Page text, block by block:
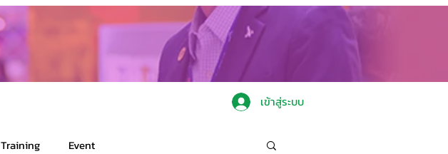
เข้าสู่ระบบ
Training Event